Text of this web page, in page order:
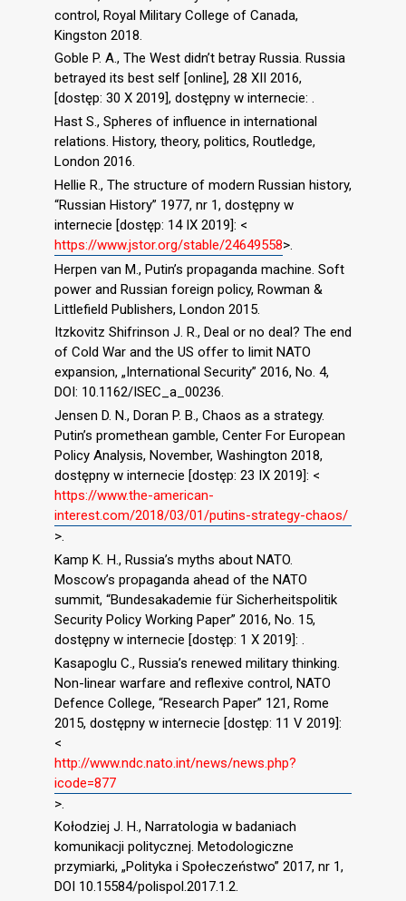
control, Royal Military College of Canada,
Kingston 2018.
Goble P. A., The West didn’t betray Russia. Russia
betrayed its best self [online], 28 XII 2016,
[dostęp: 30 X 2019], dostępny w internecie: .
Hast S., Spheres of influence in international
relations. History, theory, politics, Routledge,
London 2016.
Hellie R., The structure of modern Russian history,
“Russian History” 1977, nr 1, dostępny w
internecie [dostęp: 14 IX 2019]: <
https://www.jstor.org/stable/24649558>.
Herpen van M., Putin’s propaganda machine. Soft
power and Russian foreign policy, Rowman &
Littlefield Publishers, London 2015.
Itzkovitz Shifrinson J. R., Deal or no deal? The end
of Cold War and the US offer to limit NATO
expansion, „International Security” 2016, No. 4,
DOI: 10.1162/ISEC_a_00236.
Jensen D. N., Doran P. B., Chaos as a strategy.
Putin’s promethean gamble, Center For European
Policy Analysis, November, Washington 2018,
dostępny w internecie [dostęp: 23 IX 2019]: <
https://www.the-american-
interest.com/2018/03/01/putins-strategy-chaos/
>.
Kamp K. H., Russia’s myths about NATO.
Moscow’s propaganda ahead of the NATO
summit, “Bundesakademie für Sicherheitspolitik
Security Policy Working Paper” 2016, No. 15,
dostępny w internecie [dostęp: 1 X 2019]: .
Kasapoglu C., Russia’s renewed military thinking.
Non-linear warfare and reflexive control, NATO
Defence College, “Research Paper” 121, Rome
2015, dostępny w internecie [dostęp: 11 V 2019]:
<
http://www.ndc.nato.int/news/news.php?
icode=877
>.
Kołodziej J. H., Narratologia w badaniach
komunikacji politycznej. Metodologiczne
przymiarki, „Polityka i Społeczeństwo” 2017, nr 1,
DOI 10.15584/polispol.2017.1.2.